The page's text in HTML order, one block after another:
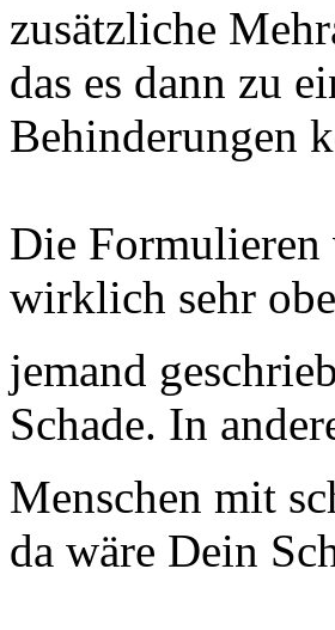
zusätzliche
das es dann zu
Behinderungen
Die Formulieren
wirklich sehr
jemand
Schade. In
Menschen mit
da wäre Dein